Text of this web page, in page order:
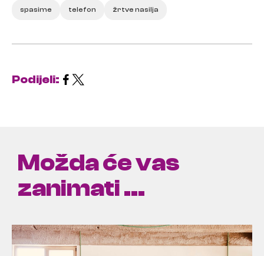
spasime telefon žrtve nasilja
Podijeli:
Možda će vas
zanimati ...